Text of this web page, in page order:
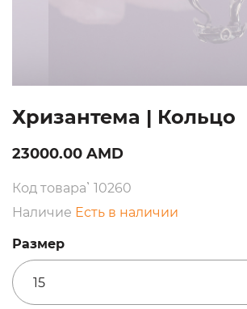
Хризантема | Кольцо
23000.00 AMD
Код товара՝ 10260
Наличие Есть в наличии
Размер
15